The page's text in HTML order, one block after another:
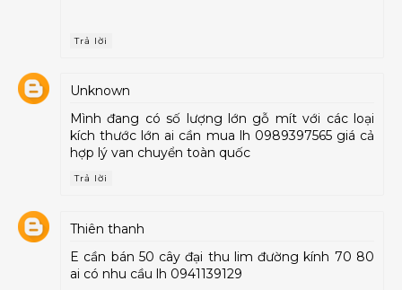
Trả lời
Unknown
Mình đang có số lượng lớn gỗ mít với các loại
kích thước lớn ai cần mua lh 0989397565 giá cả
hợp lý van chuyển toàn quốc
Trả lời
Thiên thanh
E cần bán 50 cây đại thu lim đường kính 70 80
ai có nhu cầu lh 0941139129